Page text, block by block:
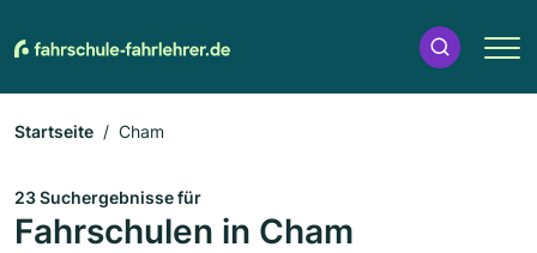
Startseite Cham
23 Suchergebnisse für
Fahrschulen in Cham